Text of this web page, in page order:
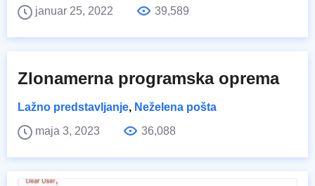
januar 25, 2022
39,589
Zlonamerna programska oprema
Lažno predstavljanje, Neželena pošta
maja 3, 2023
36,088